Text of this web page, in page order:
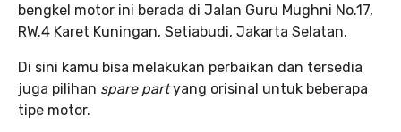
bengkel motor ini berada di Jalan Guru Mughni No.17,
RW.4 Karet Kuningan, Setiabudi, Jakarta Selatan.
Di sini kamu bisa melakukan perbaikan dan tersedia
juga pilihan spare partyang orisinal untuk beberapa
tipe motor.